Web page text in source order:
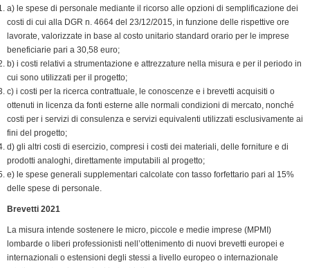
a) le spese di personale mediante il ricorso alle opzioni di semplificazione dei
costi di cui alla DGR n. 4664 del 23/12/2015, in funzione delle rispettive ore
lavorate, valorizzate in base al costo unitario standard orario per le imprese
beneficiarie pari a 30,58 euro;
b) i costi relativi a strumentazione e attrezzature nella misura e per il periodo in
cui sono utilizzati per il progetto;
c) i costi per la ricerca contrattuale, le conoscenze e i brevetti acquisiti o
ottenuti in licenza da fonti esterne alle normali condizioni di mercato, nonché
costi per i servizi di consulenza e servizi equivalenti utilizzati esclusivamente ai
fini del progetto;
d) gli altri costi di esercizio, compresi i costi dei materiali, delle forniture e di
prodotti analoghi, direttamente imputabili al progetto;
e) le spese generali supplementari calcolate con tasso forfettario pari al 15%
delle spese di personale.
Brevetti 2021
La misura intende sostenere le micro, piccole e medie imprese (MPMI)
lombarde o liberi professionisti nell’ottenimento di nuovi brevetti europei e
internazionali o estensioni degli stessi a livello europeo o internazionale